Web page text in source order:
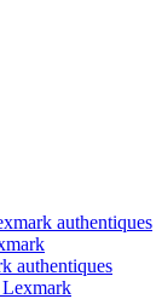
authentiques
authentiques
Lexmark